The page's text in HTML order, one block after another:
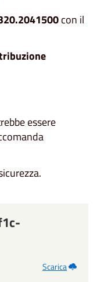
con il
essere
Scarica